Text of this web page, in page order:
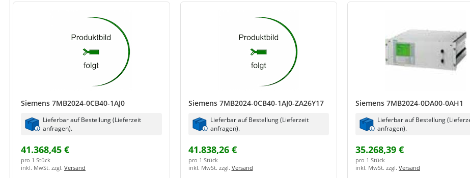
Siemens 7MB2024-0CB40-1AJ0
Lieferbar auf Bestellung (Lieferzeit
anfragen).
41.368,45 €
pro 1 Stück
inkl. MwSt. zzgl. Versand
Siemens 7MB2024-0CB40-1AJ0-ZA26Y17
Lieferbar auf Bestellung (Lieferzeit
anfragen).
41.838,26 €
pro 1 Stück
inkl. MwSt. zzgl. Versand
Siemens 7MB2024-0DA00-0AH1
Lieferbar auf Bestellung
anfragen).
35.268,39 €
pro 1 Stück
inkl. MwSt. zzgl. Versand